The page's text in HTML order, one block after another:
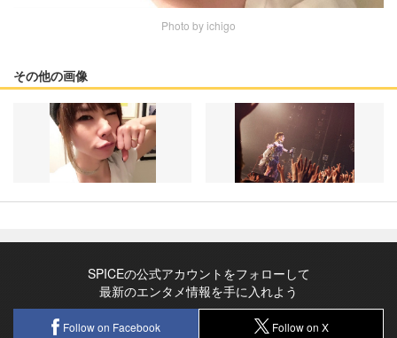
Photo by ichigo
その他の画像
SPICEの公式アカウントをフォローして
最新のエンタメ情報を手に入れよう
Follow on Facebook Follow on X